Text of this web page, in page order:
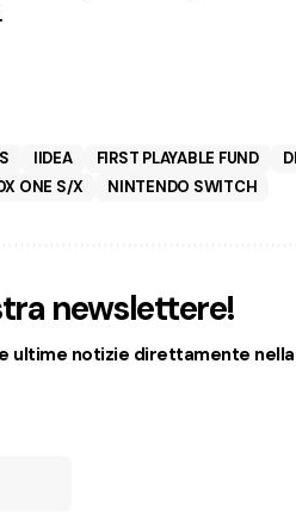
IIDEA FIRST PLAYABLE FUND
ONE S/X NINTENDO SWITCH
newslettere!
ultime notizie direttamente